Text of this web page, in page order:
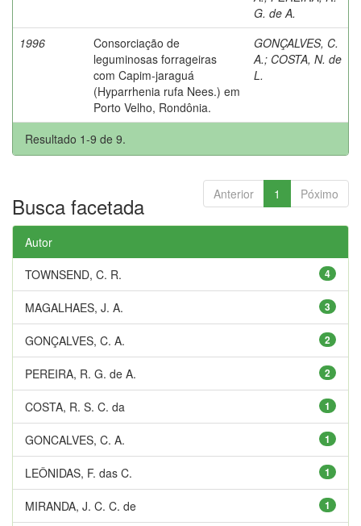
G. de A.
1996
Consorciação de
leguminosas forrageiras
com Capim-jaraguá
(Hyparrhenia rufa Nees.) em
Porto Velho, Rondônia.
GONÇALVES, C.
A.; COSTA, N. de
L.
Resultado 1-9 de 9.
Anterior 1 Póximo
Busca facetada
Autor
4
TOWNSEND, C. R.
3
MAGALHAES, J. A.
2
GONÇALVES, C. A.
2
PEREIRA, R. G. de A.
1
COSTA, R. S. C. da
1
GONCALVES, C. A.
1
LEÔNIDAS, F. das C.
1
MIRANDA, J. C. C. de